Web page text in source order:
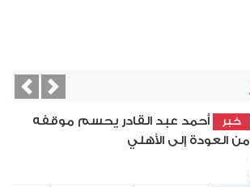
خبر
أحمد عبد القادر يحسم موقفه
من العودة إلى الأهلي
Next